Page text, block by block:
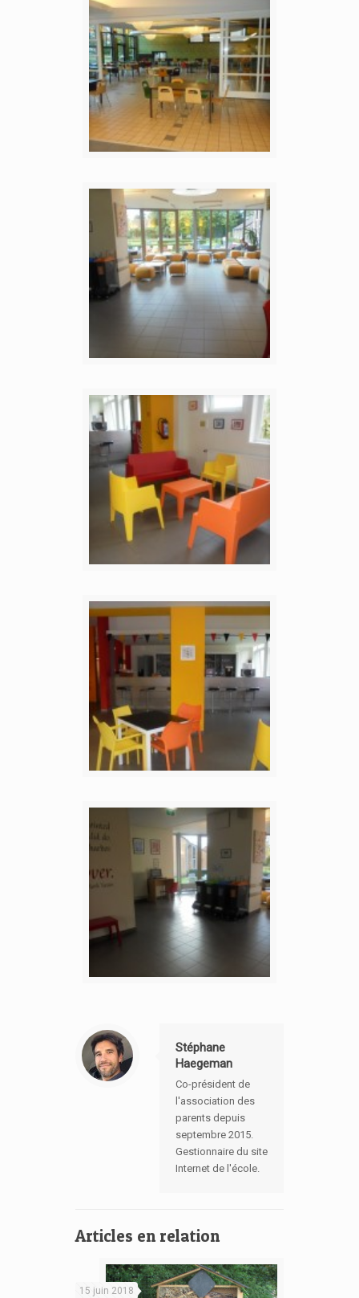
Stéphane
Haegeman
Co-président de
l'association des
parents depuis
septembre 2015.
Gestionnaire du site
Internet de l'école.
Articles en relation
15 juin 2018